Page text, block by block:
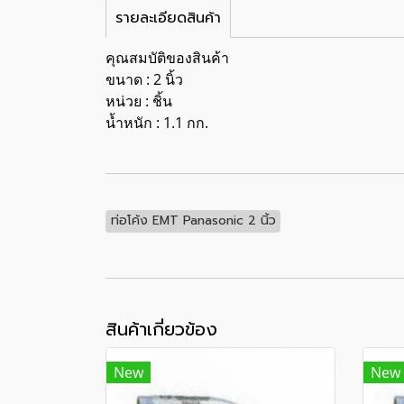
รายละเอียดสินค้า
คุณสมบัติของสินค้า
ขนาด : 2 นิ้ว
หน่วย : ชิ้น
น้ำหนัก : 1.1 กก.
ท่อโค้ง EMT Panasonic 2 นิ้ว
สินค้าเกี่ยวข้อง
New New